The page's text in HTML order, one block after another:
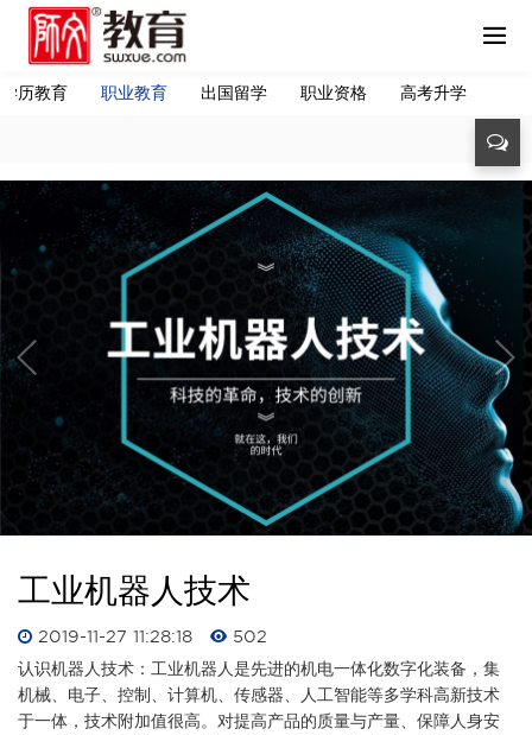
学历教育 职业教育 出国留学 职业资格 高考升学
工业机器人技术
2019-11-27 11:28:18
502
认识机器人技术：工业机器人是先进的机电一体化数字化装备，集
机械、电子、控制、计算机、传感器、人工智能等多学科高新技术
于一体，技术附加值很高。对提高产品的质量与产量、保障人身安